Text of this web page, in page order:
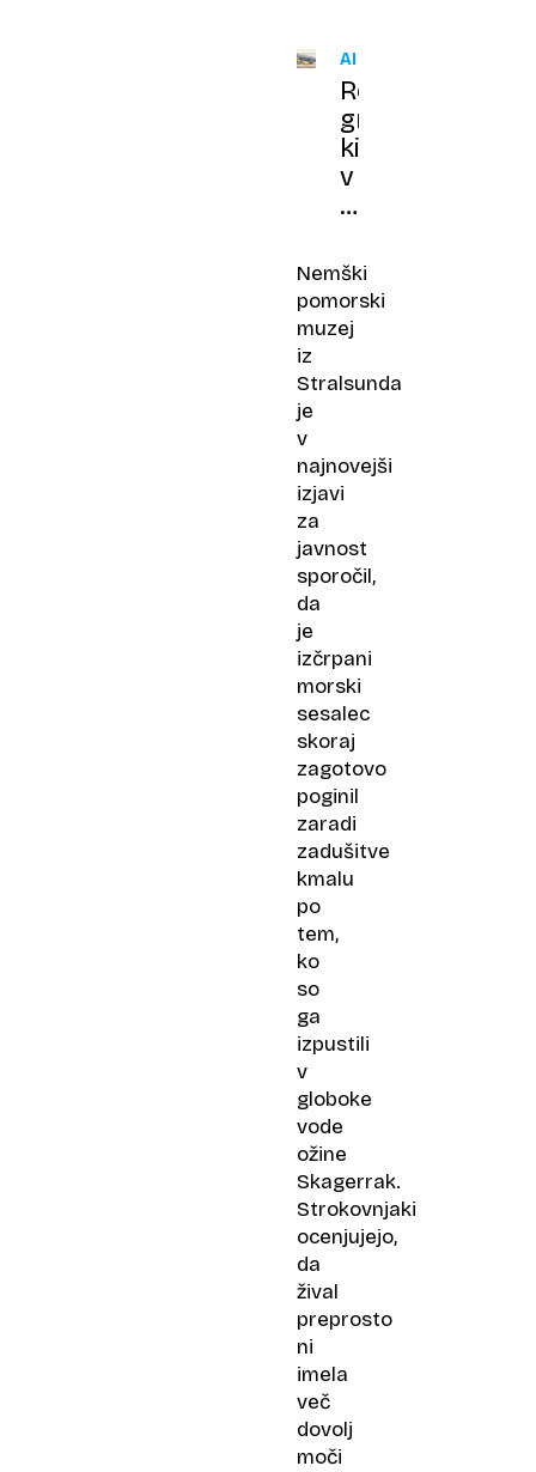
AKCIJA
Reševanje
grbavega
kita
v
odločilni
Timmy
končno
na
poti
v
Nemški
pomorski
muzej
iz
Stralsunda
je
v
najnovejši
izjavi
za
javnost
sporočil,
da
je
izčrpani
morski
sesalec
skoraj
zagotovo
poginil
zaradi
zadušitve
kmalu
po
tem,
ko
so
ga
izpustili
v
globoke
vode
ožine
Skagerrak.
Strokovnjaki
ocenjujejo,
da
žival
preprosto
ni
imela
več
dovolj
moči